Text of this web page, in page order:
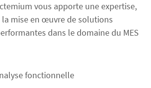
vous apporte une expertise,
mise en œuvre de solutions
dans le domaine du MES
fonctionnelle